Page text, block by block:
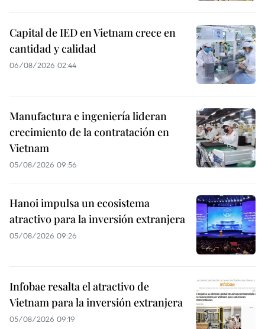
Capital de IED en Vietnam crece en
cantidad y calidad
06/08/2026 02:44
Manufactura e ingeniería lideran
crecimiento de la contratación en
Vietnam
05/08/2026 09:56
Hanoi impulsa un ecosistema
atractivo para la inversión extranjera
05/08/2026 09:26
Infobae resalta el atractivo de
Vietnam para la inversión extranjera
05/08/2026 09:19